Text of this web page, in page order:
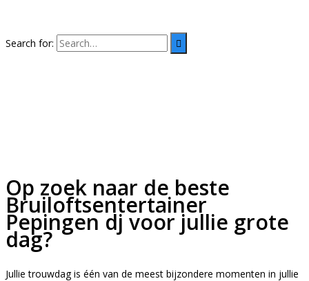
Search for:
Op zoek naar de beste
Bruiloftsentertainer
Pepingen dj voor jullie grote
dag?
Jullie trouwdag is één van de meest bijzondere momenten in jullie